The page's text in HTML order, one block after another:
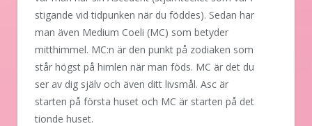
stigande vid tidpunken när du föddes). Sedan har
man även Medium Coeli (MC) som betyder
mitthimmel. MC:n är den punkt på zodiaken som
står högst på himlen när man föds. MC är det du
ser av dig själv och även ditt livsmål. Asc är
starten på första huset och MC är starten på det
tionde huset.